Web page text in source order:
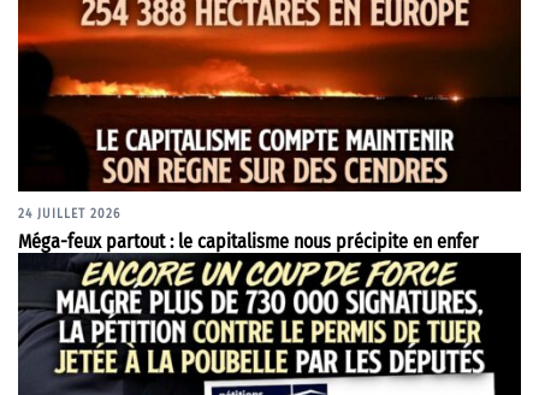
24 JUILLET 2026
Méga-feux partout : le capitalisme nous précipite en enfer